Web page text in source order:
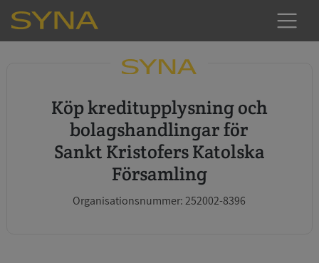
Köp kreditupplysning och
bolagshandlingar för
Sankt Kristofers Katolska
Församling
Organisationsnummer: 252002-8396